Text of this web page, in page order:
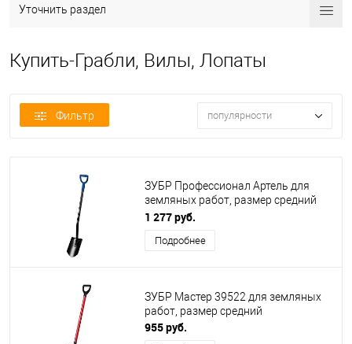
Уточнить раздел
Купить-Грабли, Вилы, Лопаты
Фильтр популярности
ЗУБР Профессионал Артель для
земляных работ, размер средний
[39555]
1 277 руб.
Подробнее
ЗУБР Мастер 39522 для земляных
работ, размер средний
955 руб.